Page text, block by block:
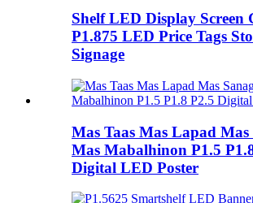
Shelf LED Display Screen
P1.875 LED Price Tags
Signage
Mas Taas Mas Lapad Mas
Mas Mabalhinon P1.5
Digital LED Poster